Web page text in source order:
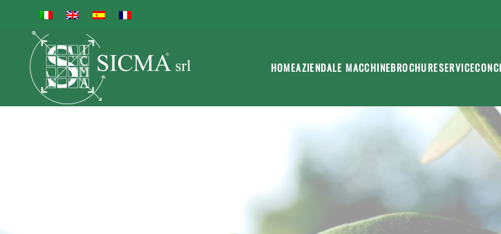
HOMEAZIENDALE MACCHINEBROCHURESERVICE